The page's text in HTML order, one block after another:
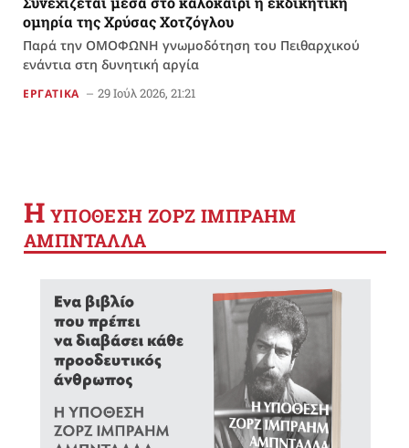
ομηρία της Χρύσας Χοτζόγλου
Παρά την ΟΜΟΦΩΝΗ γνωμοδότηση του Πειθαρχικού
ενάντια στη δυνητική αργία
ΕΡΓΑΤΙΚΑ 29 Ιούλ 2026, 21:21
Η YΠΟΘΕΣΗ ΖΟΡΖ ΙΜΠΡΑΗΜ
ΑΜΠΝΤΑΛΛΑ